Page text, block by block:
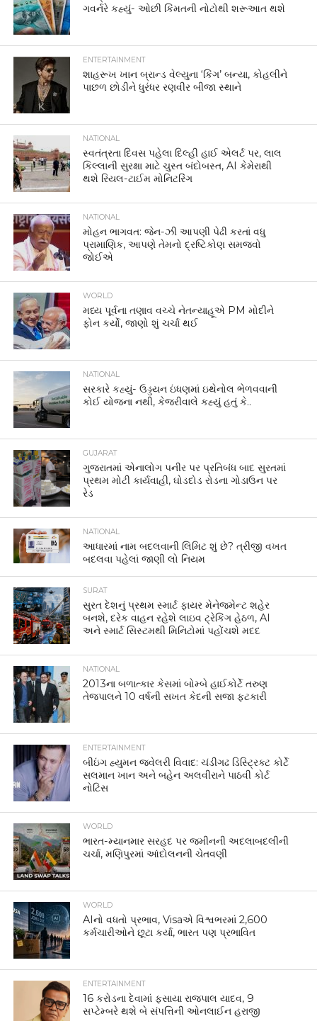
ગવર્નરે કહ્યું- ઓછી કિંમતની નોટોથી શરૂઆત થશે
ENTERTAINMENT
શાહરૂખ ખાન બ્રાન્ડ વેલ્યુના ‘કિંગ’ બન્યા, કોહલીને
પાછળ છોડીને ધુરંધર રણવીર બીજા સ્થાને
NATIONAL
સ્વતંત્રતા દિવસ પહેલા દિલ્હી હાઈ એલર્ટ પર, લાલ
કિલ્લાની સુરક્ષા માટે ચુસ્ત બંદોબસ્ત, AI કેમેરાથી
થશે રિયલ-ટાઈમ મોનિટરિંગ
NATIONAL
મોહન ભાગવત: જેન-ઝી આપણી પેઢી કરતાં વધુ
પ્રામાણિક, આપણે તેમનો દ્રષ્ટિકોણ સમજવો
જોઈએ
WORLD
મધ્ય પૂર્વના તણાવ વચ્ચે નેતન્યાહૂએ PM મોદીને
ફોન કર્યો, જાણો શું ચર્ચા થઈ
NATIONAL
સરકારે કહ્યું- ઉડ્ડયન ઇંધણમાં ઇથેનોલ ભેળવવાની
કોઈ યોજના નથી, કેજરીવાલે કહ્યું હતું કે..
GUJARAT
ગુજરાતમાં એનાલોગ પનીર પર પ્રતિબંધ બાદ સુરતમાં
પ્રથમ મોટી કાર્યવાહી, ઘોડદોડ રોડના ગોડાઉન પર
રેડ
NATIONAL
આધારમાં નામ બદલવાની લિમિટ શું છે? ત્રીજી વખત
બદલવા પહેલાં જાણી લો નિયમ
SURAT
સુરત દેશનું પ્રથમ સ્માર્ટ ફાયર મેનેજમેન્ટ શહેર
બનશે, દરેક વાહન રહેશે લાઇવ ટ્રેકિંગ હેઠળ, AI
અને સ્માર્ટ સિસ્ટમથી મિનિટોમાં પહોંચશે મદદ
NATIONAL
2013ના બળાત્કાર કેસમાં બોમ્બે હાઈકોર્ટે તરુણ
તેજપાલને 10 વર્ષની સખત કેદની સજા ફટકારી
ENTERTAINMENT
બીઇંગ હ્યુમન જ્વેલરી વિવાદ: ચંડીગઢ ડિસ્ટ્રિક્ટ કોર્ટે
સલમાન ખાન અને બહેન અલવીરાને પાઠવી કોર્ટ
નોટિસ
WORLD
ભારત-મ્યાનમાર સરહદ પર જમીનની અદલાબદલીની
ચર્ચા, મણિપુરમાં આંદોલનની ચેતવણી
WORLD
AIનો વધતો પ્રભાવ, Visaએ વિશ્વભરમાં 2,600
કર્મચારીઓને છૂટા કર્યા, ભારત પણ પ્રભાવિત
ENTERTAINMENT
16 કરોડના દેવામાં ફસાયા રાજપાલ યાદવ, 9
સપ્ટેમ્બરે થશે બે સંપત્તિની ઓનલાઈન હરાજી